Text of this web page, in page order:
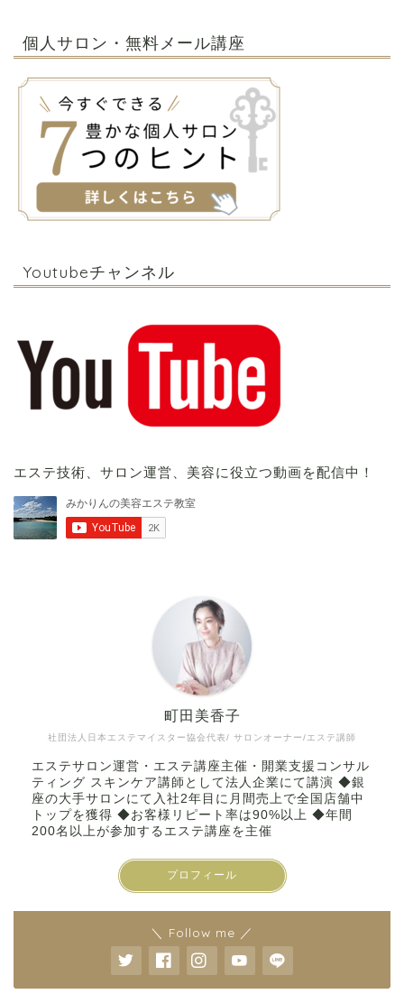
個人サロン・無料メール講座
Youtubeチャンネル
エステ技術、サロン運営、美容に役立つ動画を配信中！
社団法人日本エステマイスター協会代表/ サロンオーナー/エステ講師
町田美香子
エステサロン運営・エステ講座主催・開業支援コンサル
ティング スキンケア講師として法人企業にて講演 ◆銀
座の大手サロンにて入社2年目に月間売上で全国店舗中
トップを獲得 ◆お客様リピート率は90%以上 ◆年間
200名以上が参加するエステ講座を主催
プロフィール
＼ Follow me ／